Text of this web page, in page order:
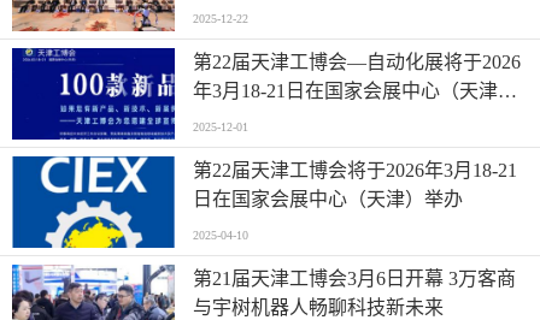
2025-12-22
第22届天津工博会—自动化展将于2026
年3月18-21日在国家会展中心（天津）
举办
2025-12-01
第22届天津工博会将于2026年3月18-21
日在国家会展中心（天津）举办
2025-04-10
第21届天津工博会3月6日开幕 3万客商
与宇树机器人畅聊科技新未来